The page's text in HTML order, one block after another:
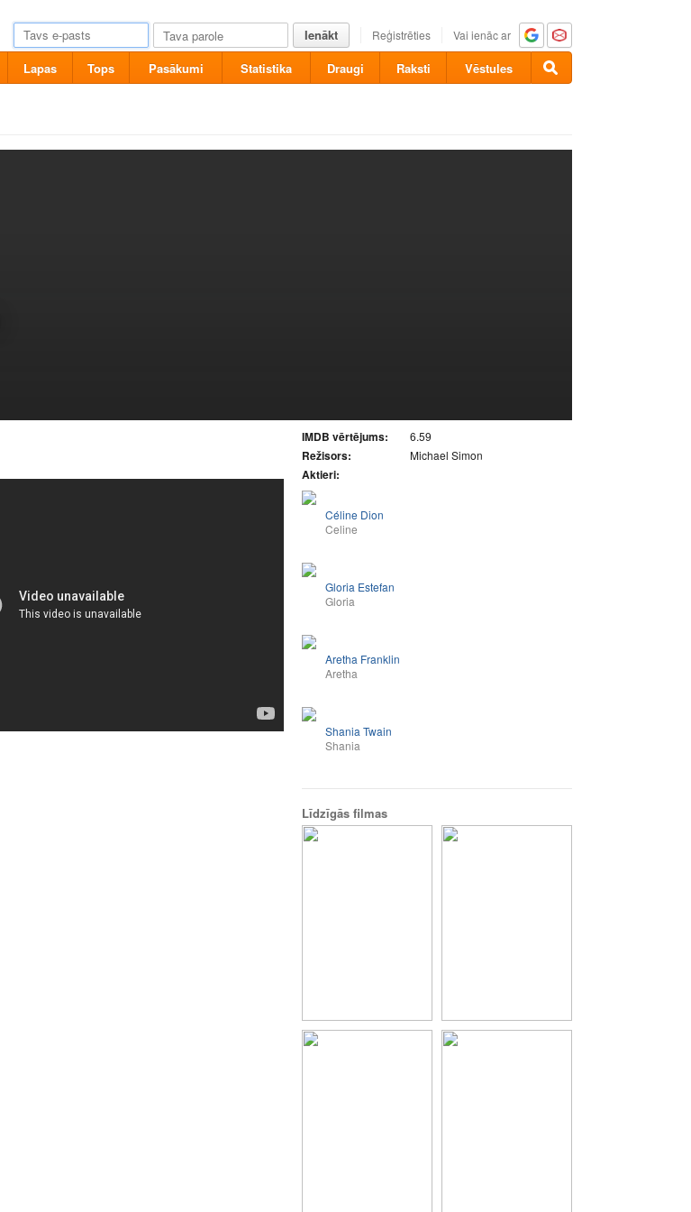
Ienākt Reģistrēties Vai ienāc ar
Lapas Tops Pasākumi Statistika Draugi Raksti Vēstules
IMDB vērtējums: 6.59
Režisors: Michael Simon
Aktieri:
Céline Dion
Celine
Gloria Estefan
Gloria
Aretha Franklin
Aretha
Shania Twain
Shania
Līdzīgās filmas